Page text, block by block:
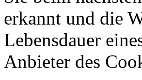
erkannt und die
Lebensdauer
Anbieter des